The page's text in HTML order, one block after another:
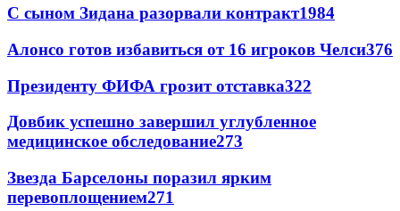
С сыном Зидана разорвали контракт1984
Алонсо готов избавиться от 16 игроков Челси376
Президенту ФИФА грозит отставка322
Довбик успешно завершил углубленное
медицинское обследование273
Звезда Барселоны поразил ярким
перевоплощением271